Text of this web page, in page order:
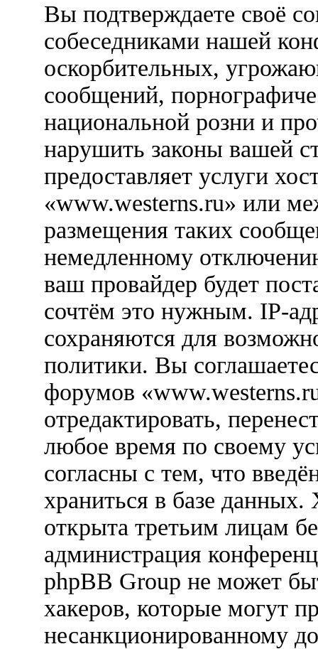
Вы подтверждаете своё
собеседниками нашей
оскорбительных,
сообщений,
национальной розни и
нарушить законы вашей
предоставляет услуги
«www.westerns.ru» или
размещения таких
немедленному
ваш провайдер будет
сочтём это нужным. IP-
сохраняются для
политики. Вы
форумов
отредактировать,
любое время по своему
согласны с тем, что
храниться в базе
открыта третьим лицам
администрация
phpBB Group не может
хакеров, которые могут
несанкционированному